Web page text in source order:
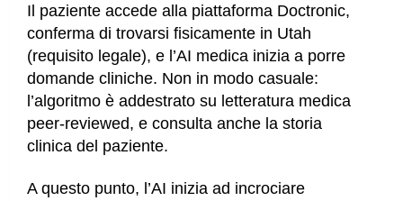
Il paziente accede alla piattaforma Doctronic,
conferma di trovarsi fisicamente in Utah
(requisito legale), e l’AI medica inizia a porre
domande cliniche. Non in modo casuale:
l’algoritmo è addestrato su letteratura medica
peer-reviewed, e consulta anche la storia
clinica del paziente.
A questo punto, l’AI inizia ad incrociare